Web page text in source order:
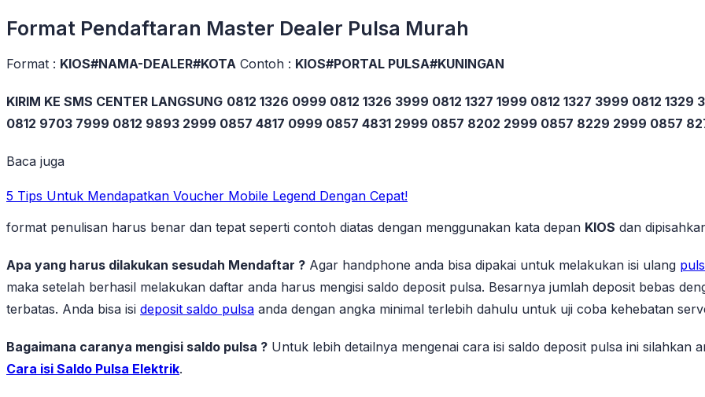
Format Pendaftaran Master Dealer Pulsa Murah
Format : KIOS#NAMA-DEALER#KOTA Contoh : KIOS#PORTAL PULSA#KUNINGAN
KIRIM KE SMS CENTER LANGSUNG 0812 1326 0999 0812 1326 3999 0812 1327 1999 0812 1327 3999 0812
0812 9703 7999 0812 9893 2999 0857 4817 0999 0857 4831 2999 0857 8202 2999 0857 8229 2999 0857
Baca juga
5 Tips Untuk Mendapatkan Voucher Mobile Legend Dengan Cepat!
format penulisan harus benar dan tepat seperti contoh diatas dengan menggunakan kata depan KIOS dan
Apa yang harus dilakukan sesudah Mendaftar ? Agar handphone anda bisa dipakai untuk melakukan isi ulang
maka setelah berhasil melakukan daftar anda harus mengisi saldo deposit pulsa. Besarnya jumlah deposit bebas
terbatas. Anda bisa isi deposit saldo pulsa anda dengan angka minimal terlebih dahulu untuk uji coba kehebatan
Bagaimana caranya mengisi saldo pulsa ? Untuk lebih detailnya mengenai cara isi saldo deposit pulsa ini silahkan
Cara isi Saldo Pulsa Elektrik.